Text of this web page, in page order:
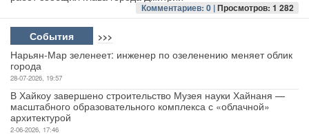
Спорт
Контакты
Комментариев: 0 |Просмотров: 1 282
События >>>
Нарьян-Мар зеленеет: инженер по озеленению меняет облик
города
28-07-2026, 19:57
В Хайкоу завершено строительство Музея науки Хайнаня —
масштабного образовательного комплекса с «облачной»
архитектурой
2-06-2026, 17:46